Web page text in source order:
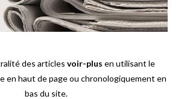
des articles voir-plus en utilisant le
en haut de page ou chronologiquement en
bas du site.